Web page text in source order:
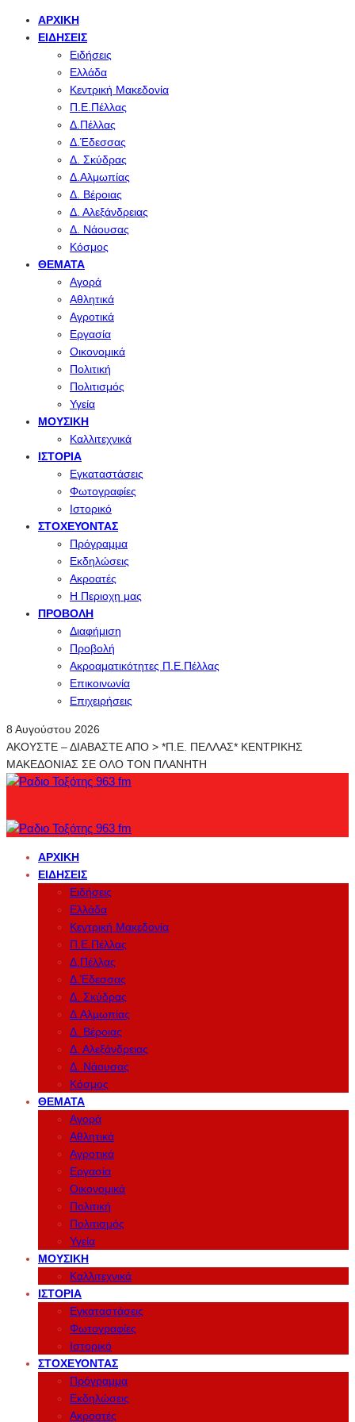
ΑΡΧΙΚΉ
ΕΙΔΉΣΕΙΣ
Ειδήσεις
Ελλάδα
Κεντρική Μακεδονία
Π.Ε.Πέλλας
Δ.Πέλλας
Δ.Έδεσσας
Δ. Σκύδρας
Δ.Αλμωπίας
Δ. Βέροιας
Δ. Αλεξάνδρειας
Δ. Νάουσας
Κόσμος
ΘΈΜΑΤΑ
Αγορά
Αθλητικά
Αγροτικά
Εργασία
Οικονομικά
Πολιτική
Πολιτισμός
Υγεία
ΜΟΥΣΙΚΉ
Καλλιτεχνικά
ΙΣΤΟΡΊΑ
Εγκαταστάσεις
Φωτογραφίες
Ιστορικό
ΣΤΟΧΕΎΟΝΤΑΣ
Πρόγραμμα
Εκδηλώσεις
Ακροατές
Η Περιοχη μας
ΠΡΟΒΟΛΉ
Διαφήμιση
Προβολή
Ακροαματικότητες Π.Ε.Πέλλας
Επικοινωνία
Επιχειρήσεις
8 Αυγούστου 2026
ΑΚΟΥΣΤΕ – ΔΙΑΒΑΣΤΕ ΑΠΟ > *Π.Ε. ΠΕΛΛΑΣ* ΚΕΝΤΡΙΚΗΣ
ΜΑΚΕΔΟΝΙΑΣ ΣΕ ΟΛΟ ΤΟΝ ΠΛΑΝΗΤΗ
ΑΡΧΙΚΉ
ΕΙΔΉΣΕΙΣ
Ειδήσεις
Ελλάδα
Κεντρική Μακεδονία
Π.Ε.Πέλλας
Δ.Πέλλας
Δ.Έδεσσας
Δ. Σκύδρας
Δ.Αλμωπίας
Δ. Βέροιας
Δ. Αλεξάνδρειας
Δ. Νάουσας
Κόσμος
ΘΈΜΑΤΑ
Αγορά
Αθλητικά
Αγροτικά
Εργασία
Οικονομικά
Πολιτική
Πολιτισμός
Υγεία
ΜΟΥΣΙΚΉ
Καλλιτεχνικά
ΙΣΤΟΡΊΑ
Εγκαταστάσεις
Φωτογραφίες
Ιστορικό
ΣΤΟΧΕΎΟΝΤΑΣ
Πρόγραμμα
Εκδηλώσεις
Ακροατές